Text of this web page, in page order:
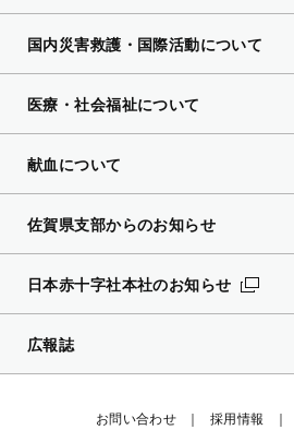
国内災害救護・国際活動について
医療・社会福祉について
献血について
佐賀県支部からのお知らせ
日本赤十字社本社のお知らせ
広報誌
お問い合わせ 採用情報